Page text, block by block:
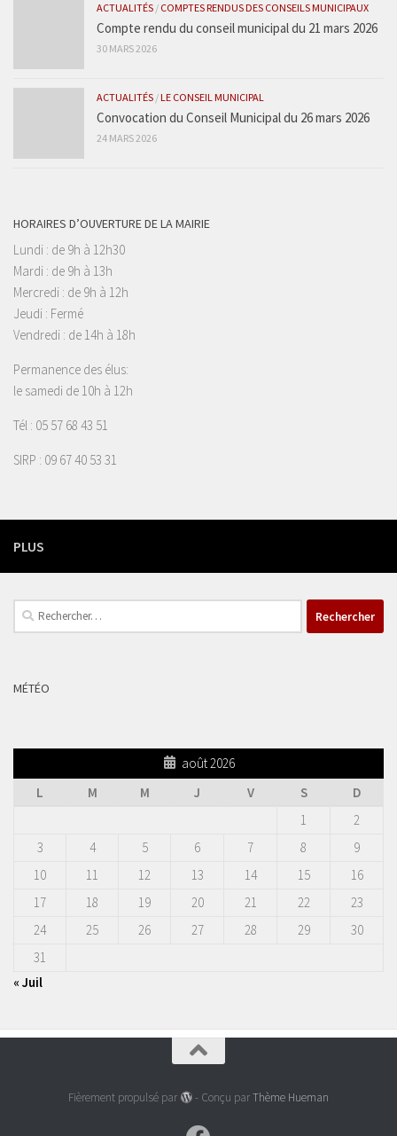
ACTUALITÉS / COMPTES RENDUS DES CONSEILS MUNICIPAUX
Compte rendu du conseil municipal du 21 mars 2026
30 MARS 2026
ACTUALITÉS /LE CONSEIL MUNICIPAL
Convocation du Conseil Municipal du 26 mars 2026
24 MARS 2026
HORAIRES D’OUVERTURE DE LA MAIRIE
Lundi : de 9h à 12h30
Mardi : de 9h à 13h
Mercredi : de 9h à 12h
Jeudi : Fermé
Vendredi : de 14h à 18h
Permanence des élus:
le samedi de 10h à 12h
Tél : 05 57 68 43 51
SIRP : 09 67 40 53 31
PLUS
Rechercher :
MÉTÉO
août 2026
L
M M J V S
D
1
2
3
4 5 6 7 8
9
10
11 12 13 14 15
16
17
18 19 20 21 22
23
24
25 26 27 28 29
30
31
« Juil
Fièrement propulsé par - Conçu parThème Hueman